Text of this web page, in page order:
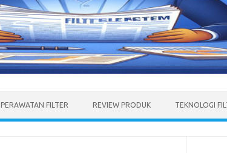
PERAWATAN FILTER REVIEW PRODUK TEKNOLOGI